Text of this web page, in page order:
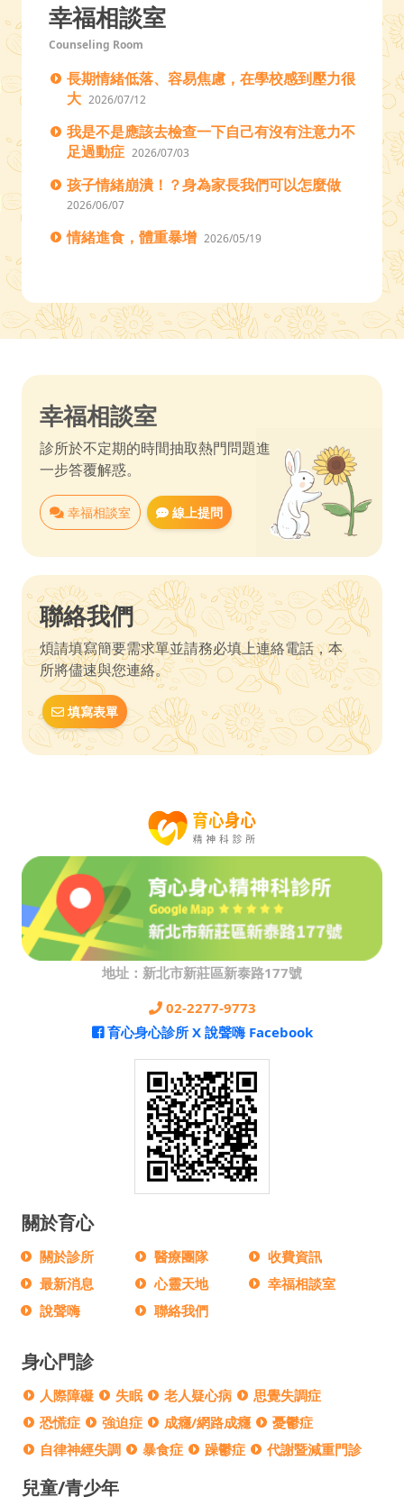
幸福相談室
Counseling Room
長期情緒低落、容易焦慮，在學校感到壓力很
大 2026/07/12
我是不是應該去檢查一下自己有沒有注意力不
足過動症 2026/07/03
孩子情緒崩潰！？身為家長我們可以怎麼做
2026/06/07
情緒進食，體重暴增 2026/05/19
幸福相談室
診所於不定期的時間抽取熱門問題進
一步答覆解惑。
幸福相談室 線上提問
聯絡我們
煩請填寫簡要需求單並請務必填上連絡電話，本
所將儘速與您連絡。
填寫表單
地址：新北市新莊區新泰路177號
02-2277-9773
育心身心診所 X 說聲嗨 Facebook
關於育心
關於診所 醫療團隊
收費資訊
最新消息
心靈天地
幸福相談室
說聲嗨
聯絡我們
身心門診
人際障礙 失眠 老人疑心病
思覺失調症
恐慌症
強迫症 成癮/網路成癮
憂鬱症
自律神經失調
暴食症 躁鬱症 代謝暨減重門診
兒童/青少年